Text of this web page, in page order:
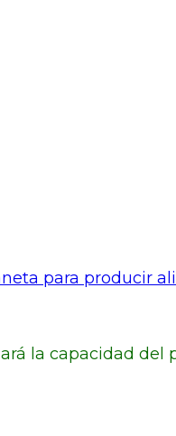
para producir
la capacidad del